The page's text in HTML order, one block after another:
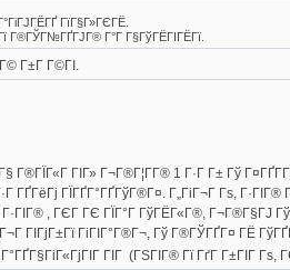
ГїГ§Г»ГЄГЁ.
Г®ГЎГ№ГҐГЈГ® Г°Г Г§ГўГЁГІГЁГї.
Г±Г Г©ГІ.
Г®ГЇГ«Г ГІГ» Г¬Г®Г¦Г­Г® 1 Г·Г Г± Гў
ГҐГёГј ГЇГҐГ°ГҐГўГ®Г¤. Г„ГіГ¬Г Гѕ,
, ГЄГ ГЄ ГЇГ°Г ГўГЁГ«Г®, Г¬Г®Г§ГЈ
ГІГјГ±Гї ГіГІГ°Г®Г¬, Гў Г®ГЎГҐГ¤ ГЁ
ГІГ (ГЅГІГ® Гї ГґГ Г±ГІГ Гѕ,